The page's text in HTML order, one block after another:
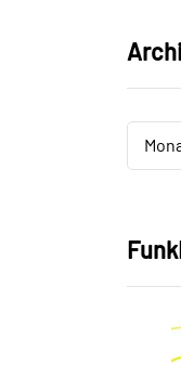
Archiv
Archiv